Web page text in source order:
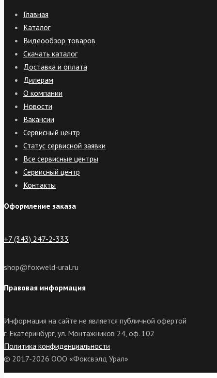
Главная
Каталог
Видеообзор товаров
Скачать каталог
Доставка и оплата
Дилерам
О компании
Новости
Вакансии
Сервисный центр
Статус сервисной заявки
Все сервисные центры
Сервисный центр
Контакты
Оформление заказа
+7 (343) 247-2-333
shop@foxweld-ural.ru
Правовая информация
Информация на сайте не является публичной офертой
г. Екатеринбург, ул. Монтажников 24, оф. 102
Политика конфиденциальности
© 2017-2026 ООО «Фоксвэлд Урал»